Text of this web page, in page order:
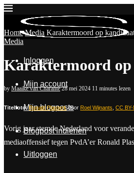
Inloggen
Mijn account
Mijn blogposts
Blogpost indienen
Uitloggen
Home Media Karaktermoord op
Media
Karaktermoord
by Maaike van Charante 28 mei 2024 11 minutes lezen
Titelfoto:Ronald Plasterkdoor Roel Wijnants CC
Vorig jaar stemde Nederland voor
mediaoffensief tegen PvdA’er Ronald